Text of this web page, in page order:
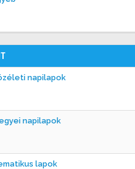
napilapok
napilapok
lapok